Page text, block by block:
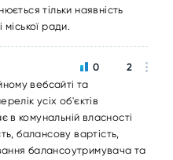
тільки наявність
міської ради.
вебсайті та
усіх об'єктів
комунальній власності
балансову вартість,
балансоутримувача та
0 2